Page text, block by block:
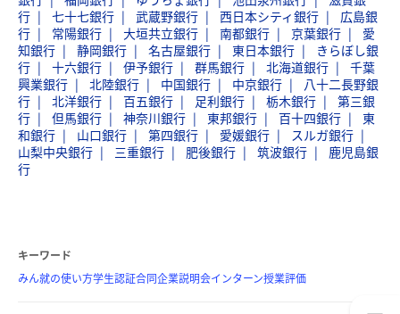
行
七十七銀行 武蔵野銀行 西日本シティ銀行
広島銀
行
常陽銀行 大垣共立銀行 南都銀行 京葉銀行
愛
知銀行
静岡銀行 名古屋銀行 東日本銀行
きらぼし銀
行
十六銀行 伊予銀行 群馬銀行 北海道銀行
千葉
興業銀行
北陸銀行 中国銀行 中京銀行
八十二長野銀
行
北洋銀行 百五銀行 足利銀行 栃木銀行
第三銀
行
但馬銀行 神奈川銀行 東邦銀行 百十四銀行
東
和銀行
山口銀行 第四銀行 愛媛銀行
スルガ銀行
山梨中央銀行
三重銀行 肥後銀行 筑波銀行
鹿児島銀
行
キーワード
みん就の使い方学生認証合同企業説明会インターン授業評価